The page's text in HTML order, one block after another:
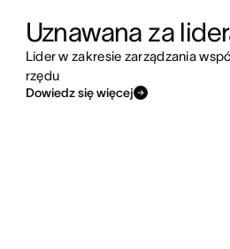
Uznawana za
Lider w zakresie zarządzania
rzędu
Dowiedz się więcej